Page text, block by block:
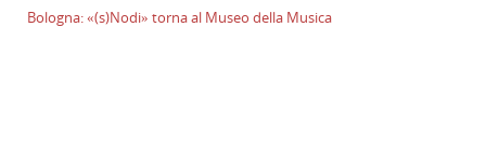
Bologna: «(s)Nodi» torna al Museo della Musica